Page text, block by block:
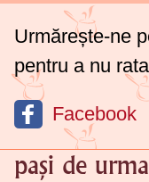
Urmărește-ne
pentru a nu
Facebook
pași de